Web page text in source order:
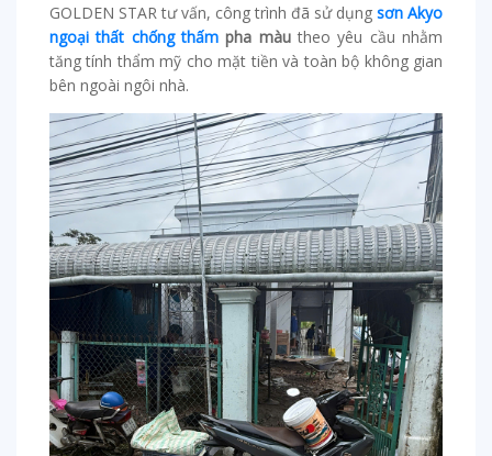
GOLDEN STAR tư vấn, công trình đã sử dụng sơn Akyo
ngoại thất chống thấm pha màutheo yêu cầu nhằm
tăng tính thẩm mỹ cho mặt tiền và toàn bộ không gian
bên ngoài ngôi nhà.